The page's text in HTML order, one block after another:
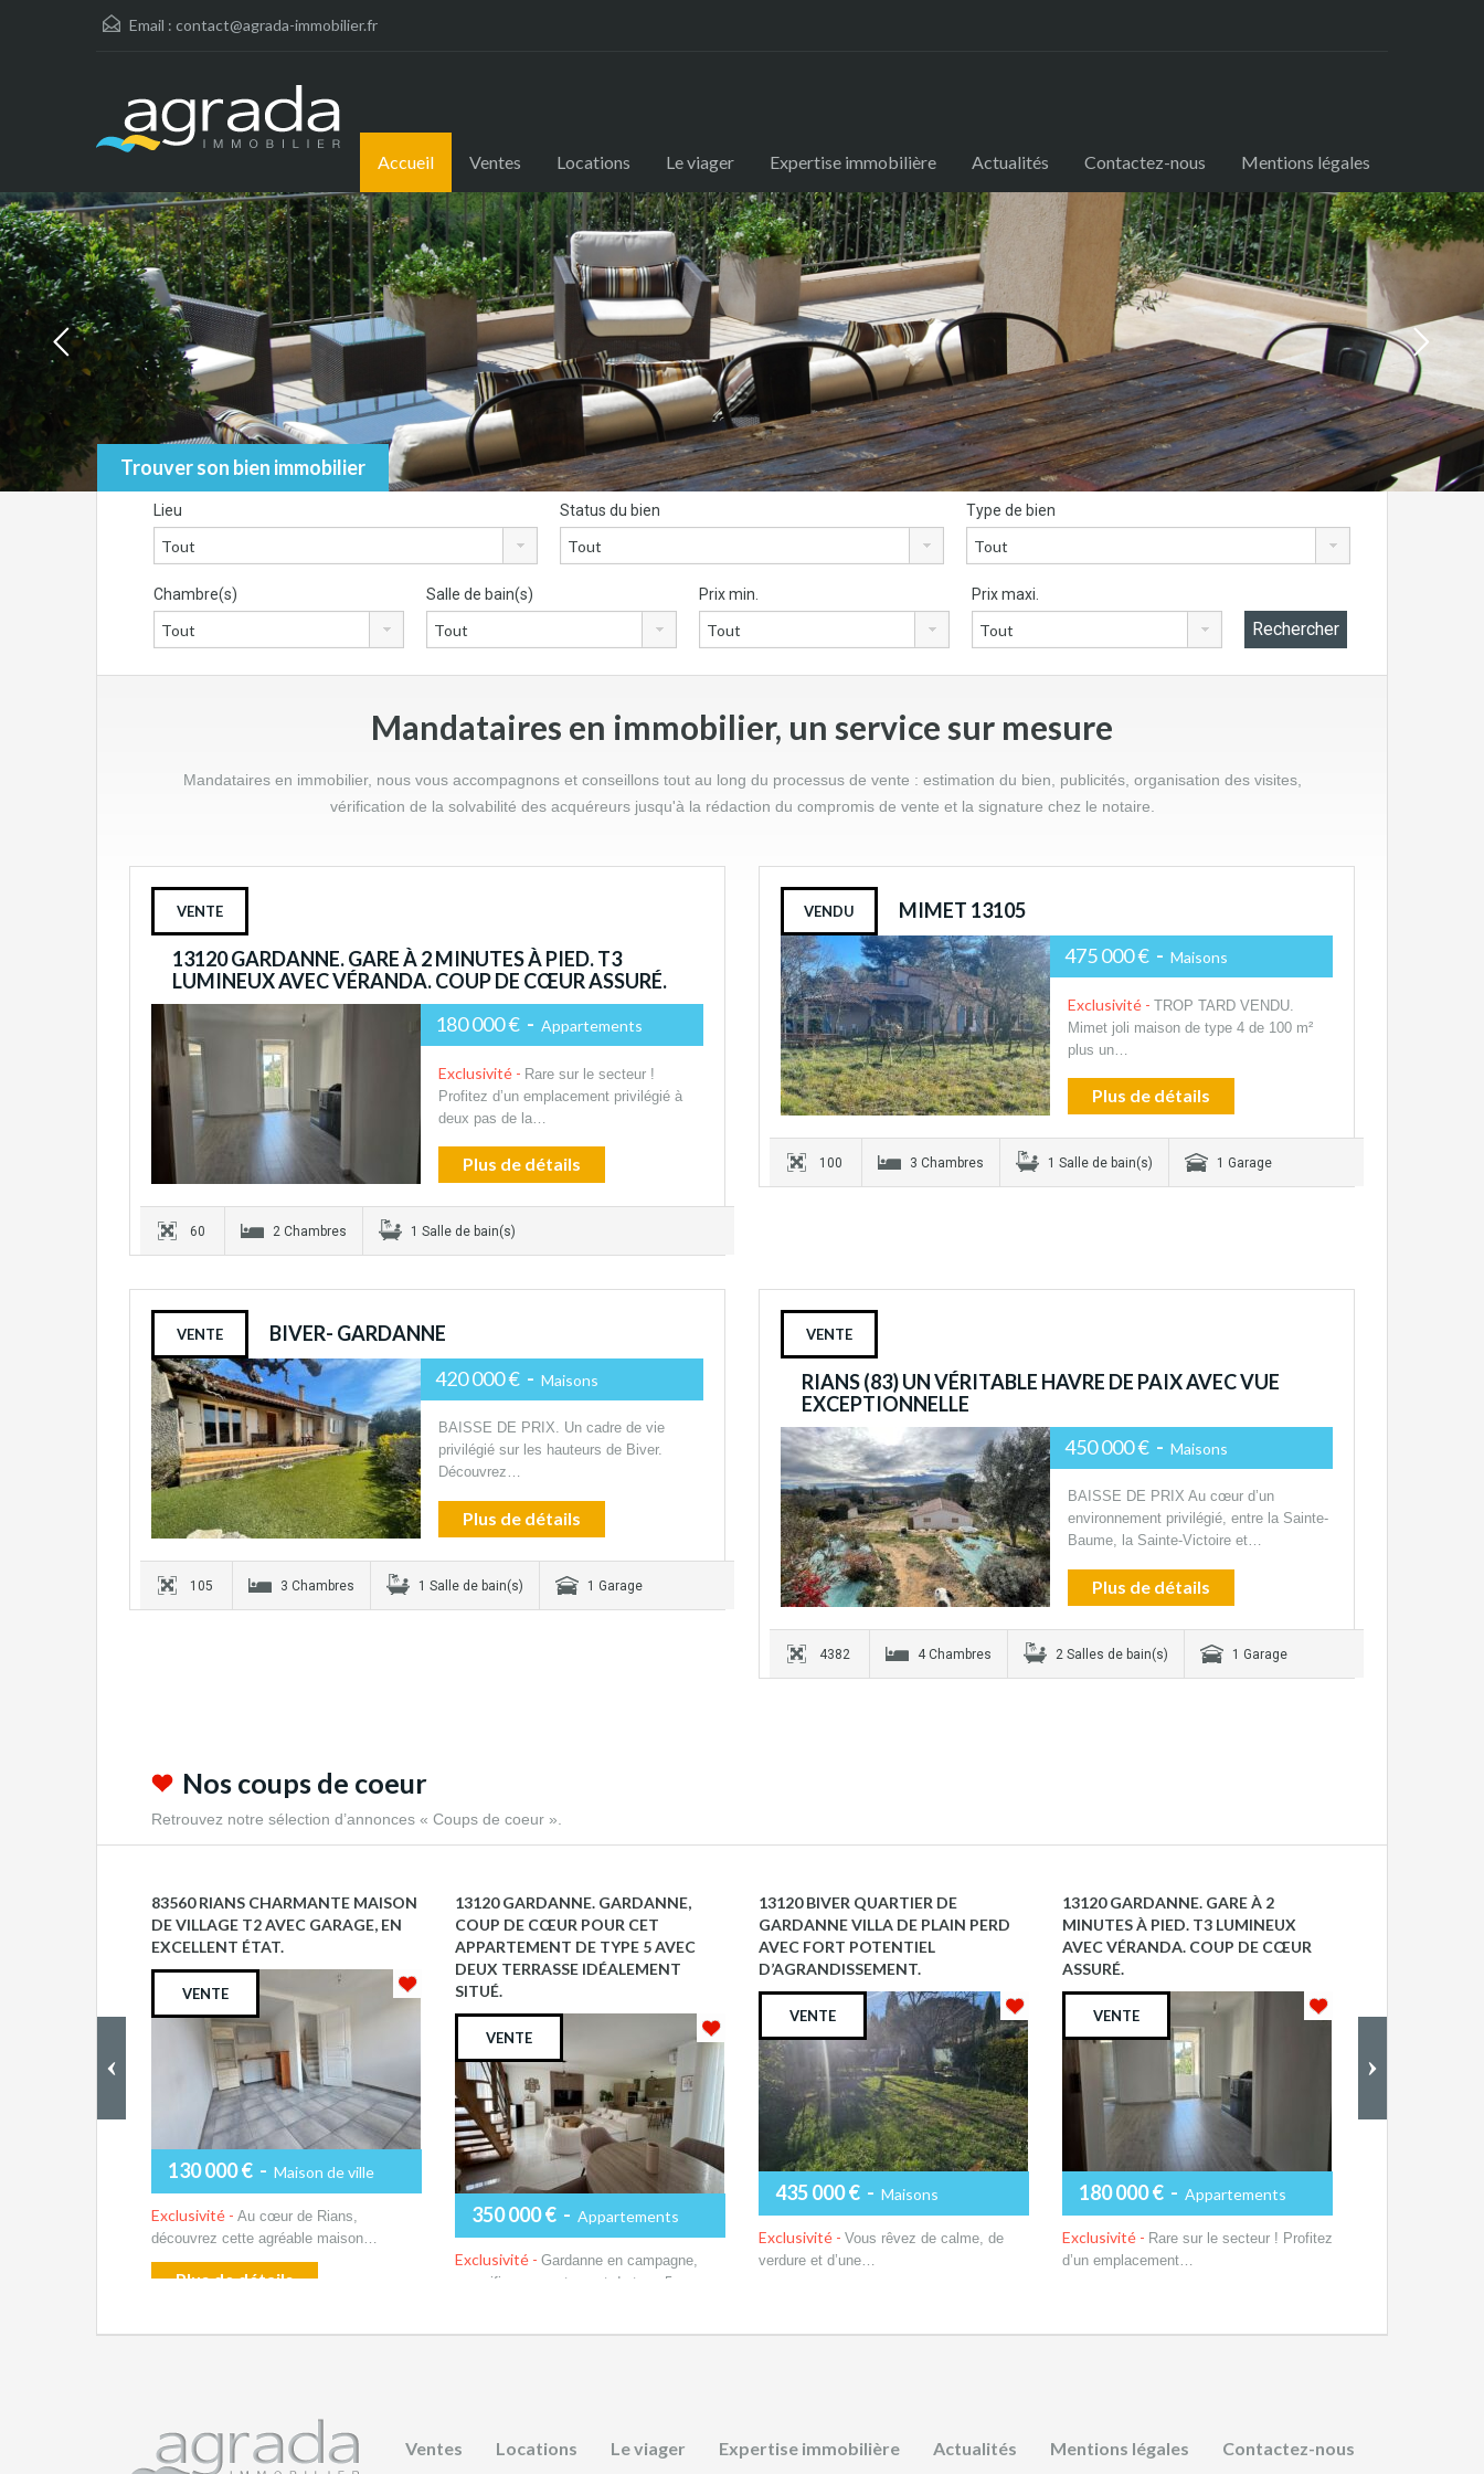
Email : contact@agrada-immobilier.fr
Accueil Ventes Locations Le viager Expertise immobilière Actualités Contactez-nous Mentions légales
Trouver son bien immobilier
Lieu Status du bien Type de bien
Chambre(s) Salle de bain(s) Prix min. Prix maxi.
Mandataires en immobilier, un service sur mesure
Mandataires en immobilier, nous vous accompagnons et conseillons tout au long du processus de vente : estimation du bien, publicités, organisation des visites,
vérification de la solvabilité des acquéreurs jusqu'à la rédaction du compromis de vente et la signature chez le notaire.
VENTE
13120 GARDANNE. GARE À 2 MINUTES À PIED. T3
LUMINEUX AVEC VÉRANDA. COUP DE CŒUR ASSURÉ.
180 000 € - Appartements
Exclusivité - Rare sur le secteur !
Profitez d’un emplacement privilégié à
deux pas de la…
Plus de détails
60 2 Chambres 1 Salle de bain(s)
VENDU
MIMET 13105
475 000 € - Maisons
Exclusivité - TROP TARD VENDU.
Mimet joli maison de type 4 de 100 m²
plus un…
Plus de détails
100 3 Chambres 1 Salle de bain(s) 1 Garage
VENTE
BIVER- GARDANNE
420 000 € - Maisons
BAISSE DE PRIX. Un cadre de vie
privilégié sur les hauteurs de Biver.
Découvrez…
Plus de détails
105 3 Chambres 1 Salle de bain(s) 1 Garage
VENTE
RIANS (83) UN VÉRITABLE HAVRE DE PAIX AVEC VUE
EXCEPTIONNELLE
450 000 € - Maisons
BAISSE DE PRIX Au cœur d’un
environnement privilégié, entre la Sainte-
Baume, la Sainte-Victoire et…
Plus de détails
4382 4 Chambres 2 Salles de bain(s) 1 Garage
Nos coups de coeur
Retrouvez notre sélection d’annonces « Coups de coeur ».
83560 RIANS CHARMANTE MAISON
DE VILLAGE T2 AVEC GARAGE, EN
EXCELLENT ÉTAT.
VENTE
130 000 € - Maison de ville
Exclusivité - Au cœur de Rians,
découvrez cette agréable maison…
Plus de détails
13120 GARDANNE. GARDANNE,
COUP DE CŒUR POUR CET
APPARTEMENT DE TYPE 5 AVEC
DEUX TERRASSE IDÉALEMENT
SITUÉ.
VENTE
350 000 € - Appartements
Exclusivité - Gardanne en campagne,
magnifique appartement de type 5…
13120 BIVER QUARTIER DE
GARDANNE VILLA DE PLAIN PERD
AVEC FORT POTENTIEL
D’AGRANDISSEMENT.
VENTE
435 000 € - Maisons
Exclusivité - Vous rêvez de calme, de
verdure et d’une…
13120 GARDANNE. GARE À 2
MINUTES À PIED. T3 LUMINEUX
AVEC VÉRANDA. COUP DE CŒUR
ASSURÉ.
VENTE
180 000 € - Appartements
Exclusivité - Rare sur le secteur ! Profitez
d’un emplacement…
475 000 €
Ventes Locations Le viager Expertise immobilière Actualités Mentions légales Contactez-nous